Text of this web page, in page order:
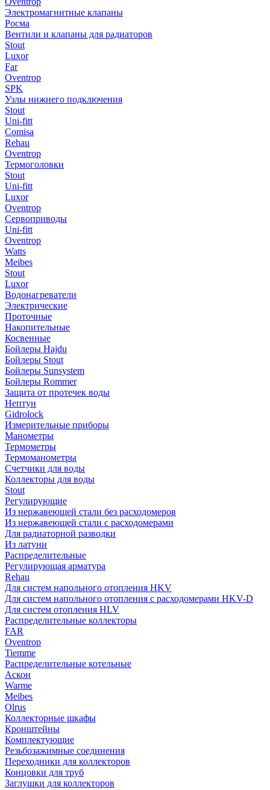
Электромагнитные клапаны
Росма
Вентили и клапаны для радиаторов
Stout
Luxor
Far
Oventrop
SPK
Узлы нижнего подключения
Stout
Uni-fitt
Comisa
Rehau
Oventrop
Термоголовки
Stout
Uni-fitt
Luxor
Oventrop
Сервоприводы
Uni-fitt
Oventrop
Watts
Meibes
Stout
Luxor
Водонагреватели
Электрические
Проточные
Накопительные
Косвенные
Бойлеры Hajdu
Бойлеры Stout
Бойлеры Sunsystem
Бойлеры Rommer
Защита от протечек воды
Нептун
Gidrolock
Измерительные приборы
Манометры
Термометры
Термоманометры
Счетчики для воды
Коллекторы для воды
Stout
Регулирующие
Из нержавеющей стали без расходомеров
Из нержавеющей стали с расходомерами
Для радиаторной разводки
Из латуни
Распределительные
Регулирующая арматура
Rehau
Для систем напольного отопления HKV
Для систем напольного отопления с расходомерами HKV-D
Для систем отопления HLV
Распределительные коллекторы
FAR
Oventrop
Tiemme
Распределительные котельные
Аскон
Warme
Meibes
Olrus
Коллекторные шкафы
Кронштейны
Комплектующие
Резьбозажимные соединения
Переходники для коллекторов
Концовки для труб
Заглушки для коллекторов